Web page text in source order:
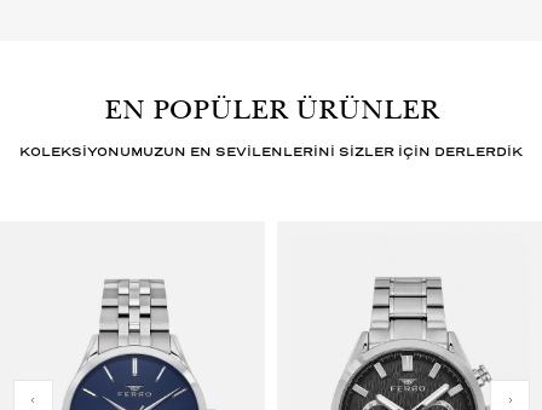
EN POPÜLER ÜRÜNLER
KOLEKSİYONUMUZUN EN SEVİLENLERİNİ SİZLER İÇİN DERLERDİK